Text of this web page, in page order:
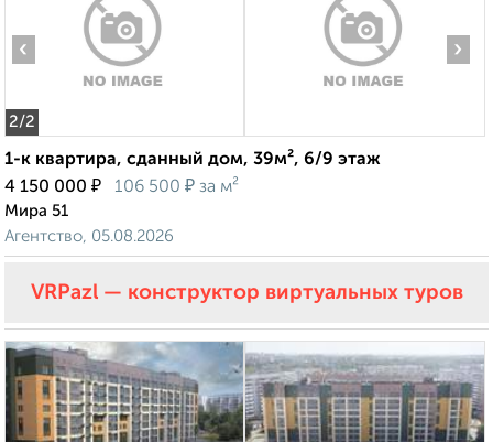
2/2
‹ ›
1-к квартира, сданный дом, 39м², 6/9 этаж
4 150 000 ₽ 106 500 ₽ за м²
Мира 51
Агентство, 05.08.2026
VRPazl — конструктор виртуальных туров